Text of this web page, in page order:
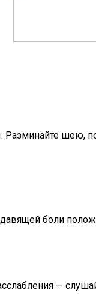
шею,
боли
—